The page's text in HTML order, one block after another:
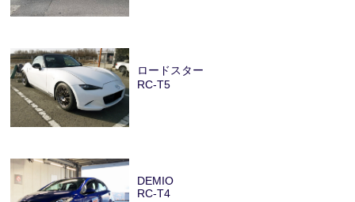
ロードスター
RC-T5
DEMIO
RC-T4